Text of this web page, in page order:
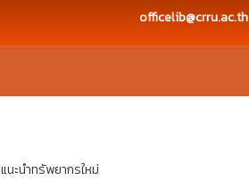
officelib@crru.ac.th
นะนำทรัพยากรใหม่